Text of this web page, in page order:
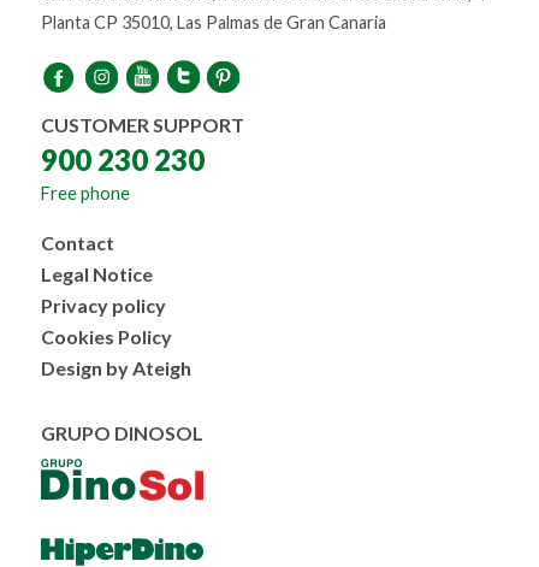
Planta CP 35010, Las Palmas de Gran Canaria
CUSTOMER SUPPORT
900 230 230
Free phone
Menú
al
pie
Contact
Legal Notice
Privacy policy
Cookies Policy
Design by Ateigh
GRUPO DINOSOL